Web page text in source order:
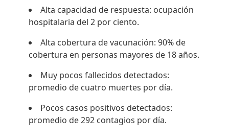
Alta capacidad de respuesta: ocupación
hospitalaria del 2 por ciento.
Alta cobertura de vacunación: 90% de
cobertura en personas mayores de 18 años.
Muy pocos fallecidos detectados:
promedio de cuatro muertes por día.
Pocos casos positivos detectados:
promedio de 292 contagios por día.